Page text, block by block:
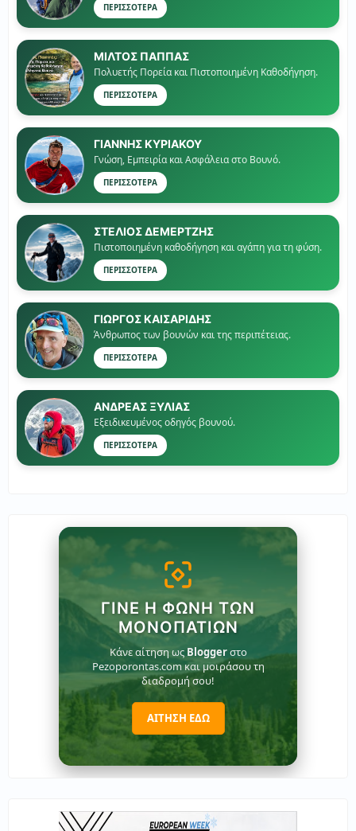
ΠΕΡΙΣΣΟΤΕΡΑ
ΜΙΛΤΟΣ ΠΑΠΠΑΣ
Πολυετής Πορεία και Πιστοποιημένη Καθοδήγηση.
ΠΕΡΙΣΣΟΤΕΡΑ
ΓΙΑΝΝΗΣ ΚΥΡΙΑΚΟΥ
Γνώση, Εμπειρία και Ασφάλεια στο Βουνό.
ΠΕΡΙΣΣΟΤΕΡΑ
ΣΤΕΛΙΟΣ ΔΕΜΕΡΤΖΗΣ
Πιστοποιημένη καθοδήγηση και αγάπη για τη φύση.
ΠΕΡΙΣΣΟΤΕΡΑ
ΓΙΏΡΓΟΣ ΚΑΙΣΑΡΙΔΗΣ
Άνθρωπος των βουνών και της περιπέτειας.
ΠΕΡΙΣΣΟΤΕΡΑ
ΑΝΔΡΕΑΣ ΞΥΛΙΑΣ
Εξειδικευμένος οδηγός βουνού.
ΠΕΡΙΣΣΟΤΕΡΑ
ΓΊΝΕ Η ΦΩΝΉ ΤΩΝ
ΜΟΝΟΠΑΤΙΏΝ
Κάνε αίτηση ως Bloggerστο
Pezoporontas.com και μοιράσου τη
διαδρομή σου!
ΑΙΤΗΣΗ ΕΔΩ